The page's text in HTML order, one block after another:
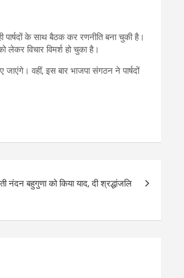
के साथ बैठक कर रणनीति बना चुकी है।
लेकर विचार विमर्श हो चुका है।
वहीं, इस बार भाजपा संगठन ने पार्षदों
नंदन बहुगुणा को किया याद, दी श्रद्धांजलि